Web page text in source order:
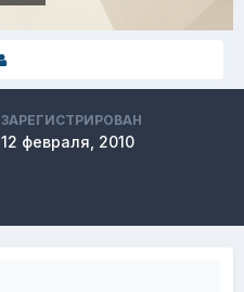
ЗАРЕГИСТРИРОВАН
12 февраля, 2010